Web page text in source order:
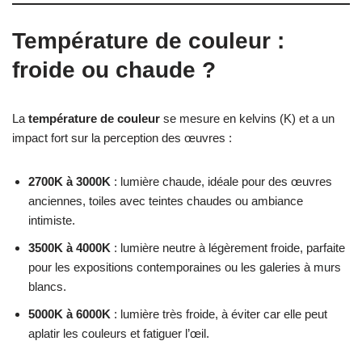
Température de couleur :
froide ou chaude ?
La température de couleur se mesure en kelvins (K) et a un
impact fort sur la perception des œuvres :
2700K à 3000K : lumière chaude, idéale pour des œuvres
anciennes, toiles avec teintes chaudes ou ambiance
intimiste.
3500K à 4000K : lumière neutre à légèrement froide, parfaite
pour les expositions contemporaines ou les galeries à murs
blancs.
5000K à 6000K : lumière très froide, à éviter car elle peut
aplatir les couleurs et fatiguer l’œil.